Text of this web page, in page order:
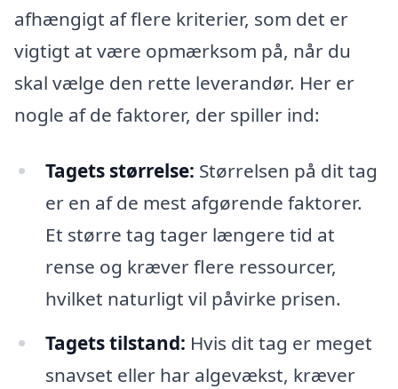
afhængigt af flere kriterier, som det er
vigtigt at være opmærksom på, når du
skal vælge den rette leverandør. Her er
nogle af de faktorer, der spiller ind:
Tagets størrelse: Størrelsen på dit tag
er en af de mest afgørende faktorer.
Et større tag tager længere tid at
rense og kræver flere ressourcer,
hvilket naturligt vil påvirke prisen.
Tagets tilstand: Hvis dit tag er meget
snavset eller har algevækst, kræver